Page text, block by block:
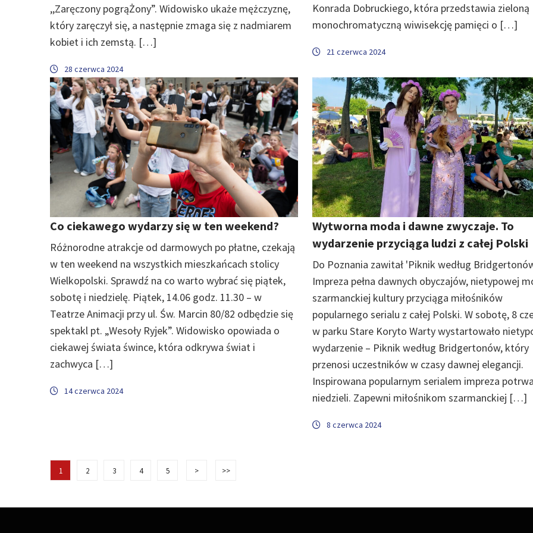
,,Zaręczony pogrąŻony”. Widowisko ukaże mężczyznę,
który zaręczył się, a następnie zmaga się z nadmiarem
kobiet i ich zemstą. […]
28 czerwca 2024
Konrada Dobruckiego, która przedstawia zieloną
monochromatyczną wiwisekcję pamięci o […]
21 czerwca 2024
Co ciekawego wydarzy się w ten weekend?
Różnorodne atrakcje od darmowych po płatne, czekają
w ten weekend na wszystkich mieszkańcach stolicy
Wielkopolski. Sprawdź na co warto wybrać się piątek,
sobotę i niedzielę. Piątek, 14.06 godz. 11.30 – w
Teatrze Animacji przy ul. Św. Marcin 80/82 odbędzie się
spektakl pt. „Wesoły Ryjek”. Widowisko opowiada o
ciekawej świata śwince, która odkrywa świat i
zachwyca […]
14 czerwca 2024
Wytworna moda i dawne zwyczaje. To
wydarzenie przyciąga ludzi z całej Polski
Do Poznania zawitał 'Piknik według
Impreza pełna dawnych obyczajów, nietypowej
szarmanckiej kultury przyciąga miłośników
popularnego serialu z całej Polski. W sobotę, 8
w parku Stare Koryto Warty wystartowało
wydarzenie – Piknik według Bridgertonów, który
przenosi uczestników w czasy dawnej elegancji.
Inspirowana popularnym serialem impreza
niedzieli. Zapewni miłośnikom szarmanckiej […]
8 czerwca 2024
1 2 3 4 5 > >>